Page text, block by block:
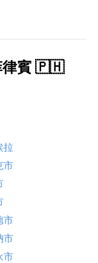
律賓 🇵🇭
拉
市
市
市
市